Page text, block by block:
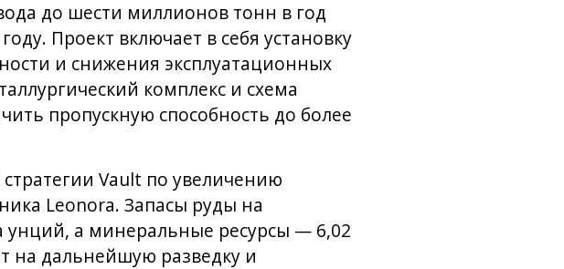
до шести миллионов тонн в год
Проект включает в себя установку
и снижения эксплуатационных
комплекс и схема
пропускную способность до более
Vault по увеличению
Leonora. Запасы руды на
унций, а минеральные ресурсы — 6,02
на дальнейшую разведку и